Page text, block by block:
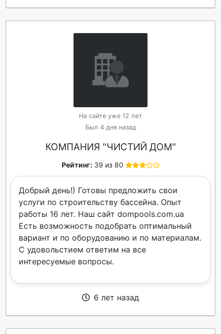
На сайте уже 12 лет
Был 4 дня назад
КОМПАНИЯ "ЧИСТИЙ ДОМ"
Рейтинг: 39 из 80
Добрый день!) Готовы предложить свои
услуги по строительству бассейна. Опыт
работы 16 лет. Наш сайт dompools.com.ua
Есть возможность подобрать оптимальный
вариант и по оборудованию и по материалам.
С удовольстием ответим на все
интересуемые вопросы.
6 лет назад